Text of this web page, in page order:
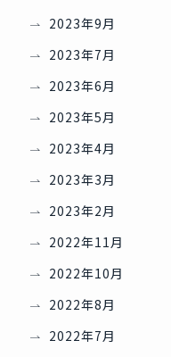
2023年9月
2023年7月
2023年6月
2023年5月
2023年4月
2023年3月
2023年2月
2022年11月
2022年10月
2022年8月
2022年7月